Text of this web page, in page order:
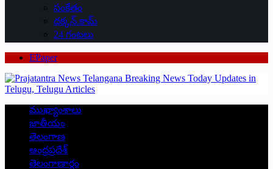
సంకేతం
దక్కన్.కామ్
24 గంటలు
EPaper
ముఖ్యాంశాలు
జాతీయం
తెలంగాణ
ఆంధ్రప్రదేశ్
తెలంగాణార్థం